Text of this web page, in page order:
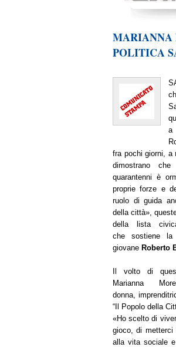
MARIANNA
POLITICA
a
fra pochi giorni, a
dimostrano
quarantenni è
proprie forze e
ruolo di guida
della città»,
della lista
che sostiene la
giovane Roberto
Il volto di
Marianna
donna,
“Il Popolo della
«Ho scelto di
gioco, di metterci
alla vita sociale